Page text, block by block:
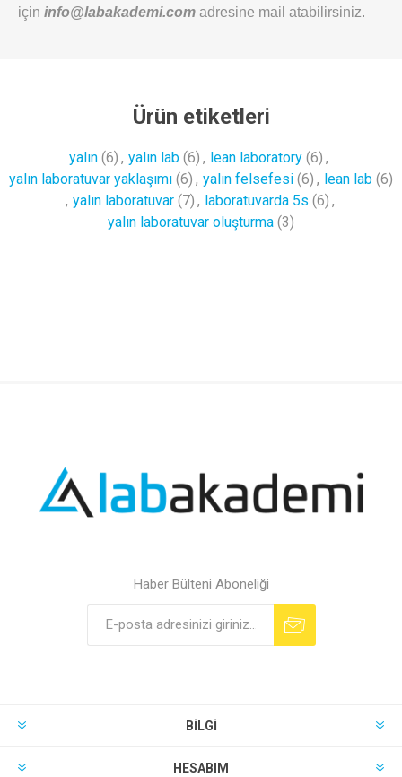
için info@labakademi.com adresine mail atabilirsiniz.
Ürün etiketleri
yalın (6) , yalın lab (6) , lean laboratory (6) ,
yalın laboratuvar yaklaşımı (6) , yalın felsefesi (6) , lean lab (6)
, yalın laboratuvar (7) , laboratuvarda 5s (6) ,
yalın laboratuvar oluşturma (3)
Haber Bülteni Aboneliği
BILGI
HESABIM